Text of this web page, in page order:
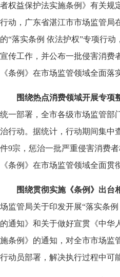
者权益保护法实施条例》有关规
行动，广东省湛江市市场监管局
的“落实条例 依法护权”专项行
宣传工作，并公布一批侵害消费
《条例》在市场监管领域全面落
围绕热点消费领域开展专项
统一部署，全市各级市场监管部
治行动。据统计，行动期间集中
件9宗，惩治一批严重侵害消费
《条例》在市场监管领域全面贯
围绕贯彻实施《条例》出台
场监管局关于印发开展“落实条
的通知》和关于做好宣贯《中华
施条例》的通知，对全市市场监
行动员部署，解决执行过程中可